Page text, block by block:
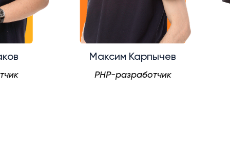
Максим Карпычев
PHP-разработчик